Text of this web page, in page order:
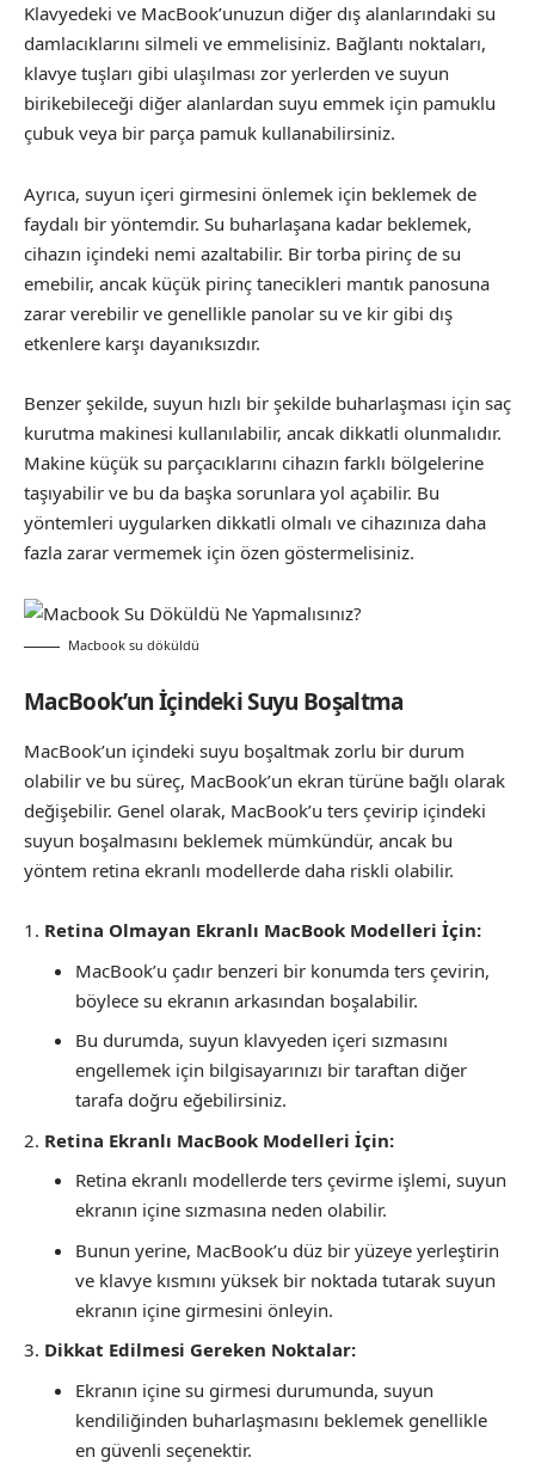
Klavyedeki ve MacBook’unuzun diğer dış alanlarındaki su
damlacıklarını silmeli ve emmelisiniz. Bağlantı noktaları,
klavye tuşları gibi ulaşılması zor yerlerden ve suyun
birikebileceği diğer alanlardan suyu emmek için pamuklu
çubuk veya bir parça pamuk kullanabilirsiniz.
Ayrıca, suyun içeri girmesini önlemek için beklemek de
faydalı bir yöntemdir. Su buharlaşana kadar beklemek,
cihazın içindeki nemi azaltabilir. Bir torba pirinç de su
emebilir, ancak küçük pirinç tanecikleri mantık panosuna
zarar verebilir ve genellikle panolar su ve kir gibi dış
etkenlere karşı dayanıksızdır.
Benzer şekilde, suyun hızlı bir şekilde buharlaşması için saç
kurutma makinesi kullanılabilir, ancak dikkatli olunmalıdır.
Makine küçük su parçacıklarını cihazın farklı bölgelerine
taşıyabilir ve bu da başka sorunlara yol açabilir. Bu
yöntemleri uygularken dikkatli olmalı ve cihazınıza daha
fazla zarar vermemek için özen göstermelisiniz.
Macbook su döküldü
MacBook’un İçindeki Suyu Boşaltma
MacBook’un içindeki suyu boşaltmak zorlu bir durum
olabilir ve bu süreç, MacBook’un ekran türüne bağlı olarak
değişebilir. Genel olarak, MacBook’u ters çevirip içindeki
suyun boşalmasını beklemek mümkündür, ancak bu
yöntem retina ekranlı modellerde daha riskli olabilir.
Retina Olmayan Ekranlı MacBook Modelleri İçin:
MacBook’u çadır benzeri bir konumda ters çevirin,
böylece su ekranın arkasından boşalabilir.
Bu durumda, suyun klavyeden içeri sızmasını
engellemek için bilgisayarınızı bir taraftan diğer
tarafa doğru eğebilirsiniz.
Retina Ekranlı MacBook Modelleri İçin:
Retina ekranlı modellerde ters çevirme işlemi, suyun
ekranın içine sızmasına neden olabilir.
Bunun yerine, MacBook’u düz bir yüzeye yerleştirin
ve klavye kısmını yüksek bir noktada tutarak suyun
ekranın içine girmesini önleyin.
Dikkat Edilmesi Gereken Noktalar:
Ekranın içine su girmesi durumunda, suyun
kendiliğinden buharlaşmasını beklemek genellikle
en güvenli seçenektir.